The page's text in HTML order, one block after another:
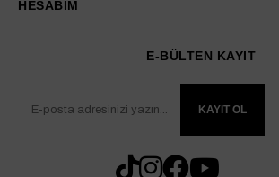
HESABIM
E-BÜLTEN KAYIT
KAYIT OL